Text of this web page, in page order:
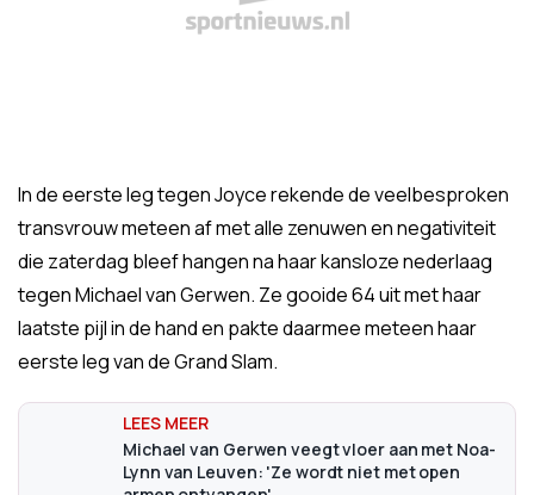
In de eerste leg tegen Joyce rekende de veelbesproken
transvrouw meteen af met alle zenuwen en negativiteit
die zaterdag bleef hangen na haar kansloze nederlaag
tegen Michael van Gerwen. Ze gooide 64 uit met haar
laatste pijl in de hand en pakte daarmee meteen haar
eerste leg van de Grand Slam.
Michael van Gerwen veegt vloer aan met Noa-
Lynn van Leuven: 'Ze wordt niet met open